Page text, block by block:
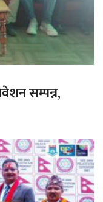
सम्पन्न,